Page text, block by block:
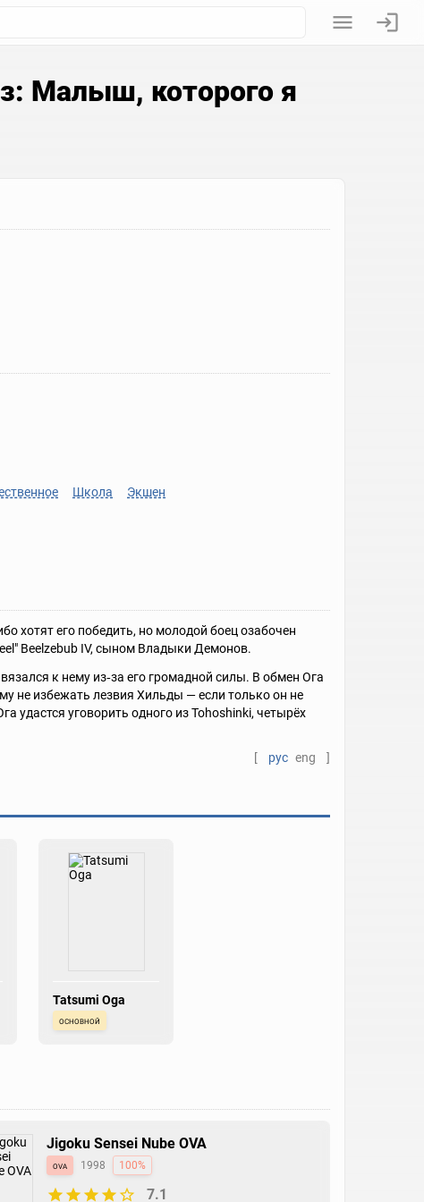
Малыш, которого я
Школа
Экшен
хотят его победить, но молодой боец озабочен
Beelzebub IV, сыном Владыки Демонов.
к нему из‑за его громадной силы. В обмен Ога
не избежать лезвия Хильды — если только он не
удастся уговорить одного из Tohoshinki, четырёх
[
рус eng ]
Tatsumi Oga
основной
Jigoku Sensei Nube OVA
ova 1998 100%
7.1